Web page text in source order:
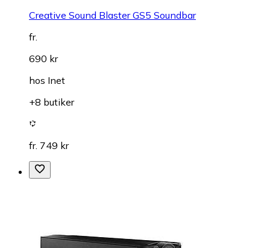
Creative Sound Blaster GS5 Soundbar
fr.
690 kr
hos Inet
+8 butiker
fr. 749 kr